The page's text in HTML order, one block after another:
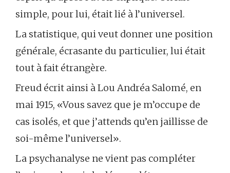
simple, pour lui, était lié à l’universel.
La statistique, qui veut donner une position
générale, écrasante du particulier, lui était
tout à fait étrangère.
Freud écrit ainsi à Lou Andréa Salomé, en
mai 1915, «Vous savez que je m’occupe de
cas isolés, et que j’attends qu’en jaillisse de
soi-même l’universel».
La psychanalyse ne vient pas compléter